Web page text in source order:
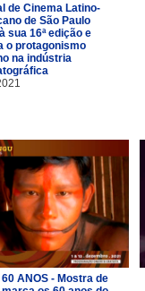
de Cinema Latino-
de São Paulo
sua 16ª edição e
o protagonismo
na indústria
60 ANOS - Mostra de